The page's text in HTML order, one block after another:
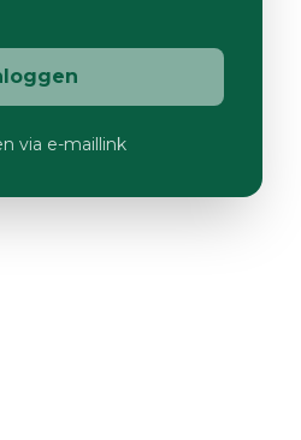
via e-maillink